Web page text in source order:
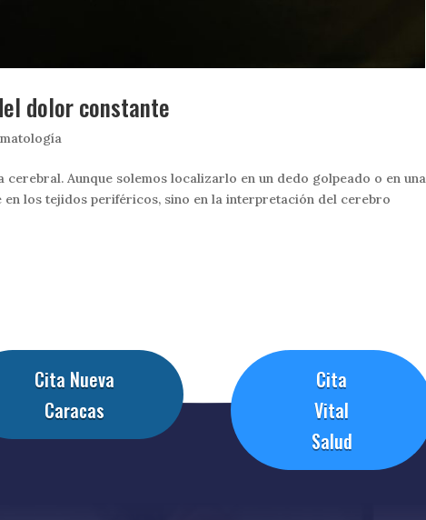
dolor constante
cerebral. Aunque solemos localizarlo en un dedo golpeado o en una
en los tejidos periféricos, sino en la interpretación del cerebro
Cita Nueva
Caracas
Cita
Vital
Salud